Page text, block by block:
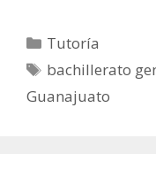
Categorías
Tutoría
Etiquetas
bachillerato
Guanajuato